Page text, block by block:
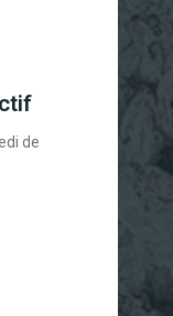
de